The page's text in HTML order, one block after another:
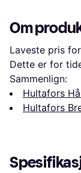
Om
Laveste pris for
Dette er for
Sammenlign:
Hultafors
Hultafors